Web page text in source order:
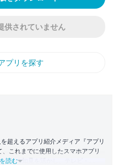
供されていません
プリを探す
超えるアプリ紹介メディア『アプリ
これまでに使用したスマホアプリ
プリの知見を活かし、テレビ・
読む